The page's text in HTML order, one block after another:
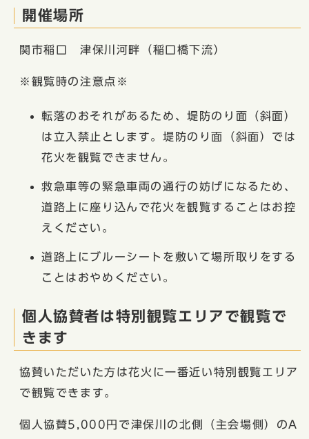
開催場所
関市稲口 津保川河畔（稲口橋下流）
※観覧時の注意点※
転落のおそれがあるため、堤防のり面（斜面）
は立入禁止とします。堤防のり面（斜面）では
花火を観覧できません。
救急車等の緊急車両の通行の妨げになるため、
道路上に座り込んで花火を観覧することはお控
えください。
道路上にブルーシートを敷いて場所取りをする
ことはおやめください。
個人協賛者は特別観覧エリアで観覧で
きます
協賛いただいた方は花火に一番近い特別観覧エリア
で観覧できます。
個人協賛5,000円で津保川の北側（主会場側）のA